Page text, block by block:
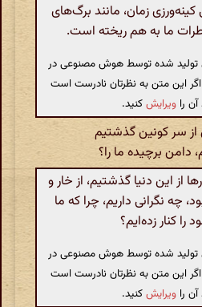
زمان، مانند برگ‌های
ما به هم ریخته است.
تولید شده توسط هوش مصنوعی در
اگر این متن به نظرتان نادرست است
را ویرایشکنید.
از سر کونین گذشتیم
دامن برچیده ما را؟
از این دنیا گذشتیم، از خار و
چه نگرانی داریم، چرا که ما
را کنار زده‌ایم؟
تولید شده توسط هوش مصنوعی در
اگر این متن به نظرتان نادرست است
را ویرایشکنید.